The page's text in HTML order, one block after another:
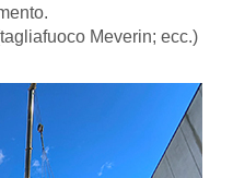
Meverin; ecc.)